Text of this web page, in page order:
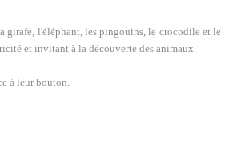
girafe, l'éléphant, les pingouins, le crocodile et le
et invitant à la découverte des animaux.
à leur bouton.